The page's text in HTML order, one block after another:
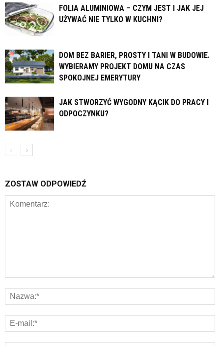
FOLIA ALUMINIOWA – CZYM JEST I JAK JEJ
UŻYWAĆ NIE TYLKO W KUCHNI?
DOM BEZ BARIER, PROSTY I TANI W BUDOWIE.
WYBIERAMY PROJEKT DOMU NA CZAS
SPOKOJNEJ EMERYTURY
JAK STWORZYĆ WYGODNY KĄCIK DO PRACY I
ODPOCZYNKU?
ZOSTAW ODPOWIEDŹ